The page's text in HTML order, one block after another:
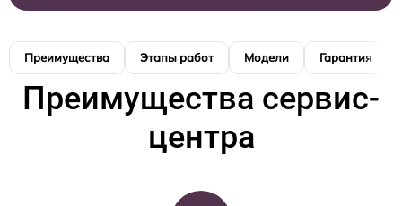
Преимущества Этапы работ Модели Гарантия
Преимущества сервис-
центра